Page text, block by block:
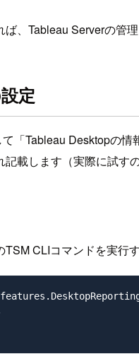
、Tableau Serverの管
定
「Tableau Desktopの
載します（実際に試す
CLIコマンドを実行す